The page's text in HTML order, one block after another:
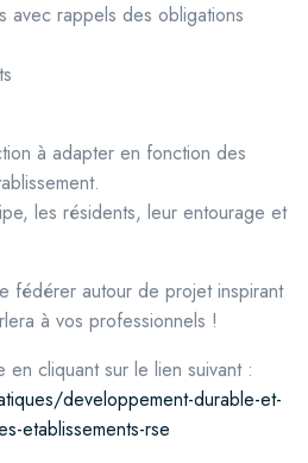
avec rappels des obligations
à adapter en fonction des
les résidents, leur entourage et
fédérer autour de projet inspirant
à vos professionnels !
cliquant sur le lien suivant :
developpement-durable-et-
etablissements-rse